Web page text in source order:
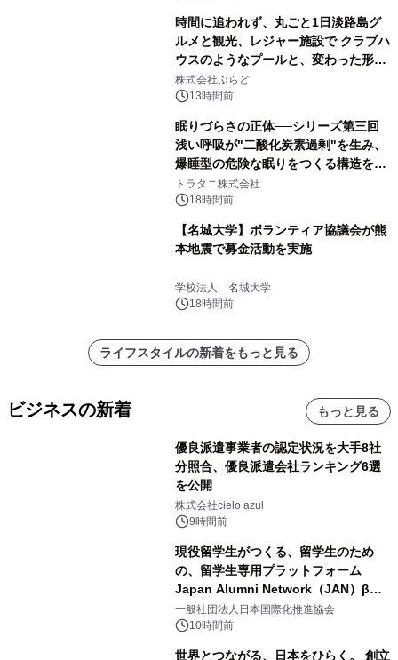
時間に追われず、丸ごと1日淡路島グ
ルメと観光、レジャー施設で クラブハ
ウスのようなプールと、変わった形の
サウナも 「THE BOXY AWAJI」のお
得な素泊まり連泊プランで
株式会社ぷらど
13時間前
眠りづらさの正体──シリーズ第三回
浅い呼吸が"二酸化炭素過剰"を生み、
爆睡型の危険な眠りをつくる構造を解
説
トラタニ株式会社
18時間前
【名城大学】ボランティア協議会が熊
本地震で募金活動を実施
学校法人 名城大学
18時間前
ライフスタイルの新着をもっと見る
ビジネスの新着 もっと見る
優良派遣事業者の認定状況を大手8社
分照合、優良派遣会社ランキング6選
を公開
株式会社cielo azul
9時間前
現役留学生がつくる、留学生のため
の、留学生専用プラットフォーム
Japan Alumni Network（JAN）β版
をリリース
一般社団法人日本国際化推進協会
10時間前
世界とつながる、日本をひらく。 創立